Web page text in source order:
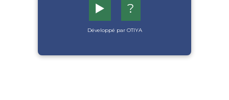
▶️ ?
Développé par OTIYA